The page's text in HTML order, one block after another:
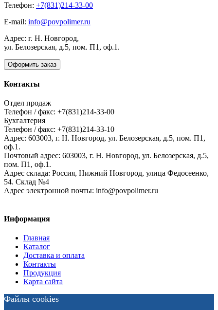
Телефон: +7(831)214-33-00
E-mail: info@povpolimer.ru
Адрес: г. Н. Новгород,
ул. Белозерская, д.5, пом. П1, оф.1.
Оформить заказ
Контакты
Отдел продаж
Телефон / факс: +7(831)214-33-00
Бухгалтерия
Телефон / факс: +7(831)214-33-10
Адрес: 603003, г. Н. Новгород, ул. Белозерская, д.5, пом. П1,
оф.1.
Почтовый адрес: 603003, г. Н. Новгород, ул. Белозерская, д.5,
пом. П1, оф.1.
Адрес склада: Россия, Нижний Новгород, улица Федосеенко,
54. Склад №4
Адрес электронной почты: info@povpolimer.ru
Информация
Главная
Каталог
Доставка и оплата
Контакты
Продукция
Карта сайта
Файлы cookies